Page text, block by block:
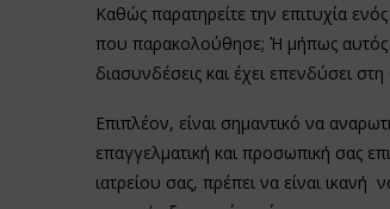
Καθώς παρατηρείτε την επιτυχία
που παρακολούθησε; Ή μήπως αυτός
διασυνδέσεις και έχει επενδύσει
Επιπλέον, είναι σημαντικό να
επαγγελματική και προσωπική σας
ιατρείου σας, πρέπει να είναι